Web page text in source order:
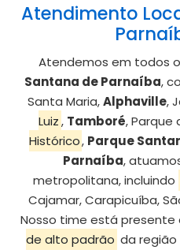
Atendimento
Atendemos em todos
Santana de Parnaíba,
Santa Maria,Alphaville,
Luiz, Tamboré, Parque
Histórico, Parque
Parnaíba,
metropolitana, incluindo
Cajamar, Carapicuíba,
Nosso time está presente
de alto padrão da região